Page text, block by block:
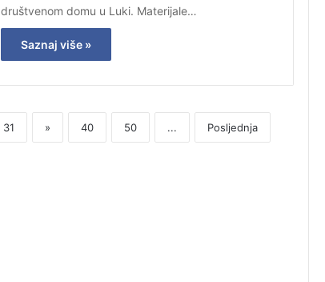
društvenom domu u Luki. Materijale…
Saznaj više »
31 » 40 50 ... Posljednja